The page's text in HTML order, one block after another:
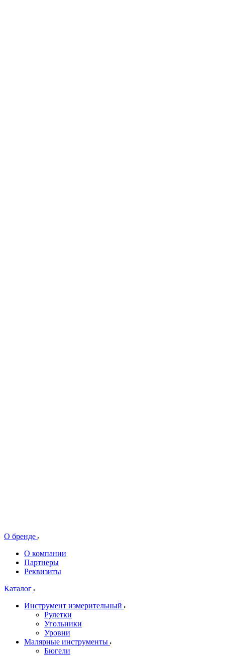
О бренде
О компании
Партнеры
Реквизиты
Каталог
Инструмент измерительный
Рулетки
Угольники
Уровни
Малярные инструменты
Бюгели